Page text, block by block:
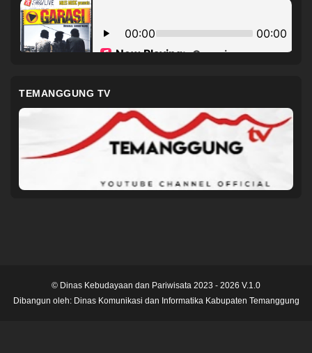
TEMANGGUNG TV
© Dinas Kebudayaan dan Pariwisata 2023 - 2026 V.1.0
Dibangun oleh: Dinas Komunikasi dan Informatika Kabupaten Temanggung